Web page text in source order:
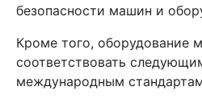
безопасности машин и
Кроме того, оборудование
соответствовать
международным